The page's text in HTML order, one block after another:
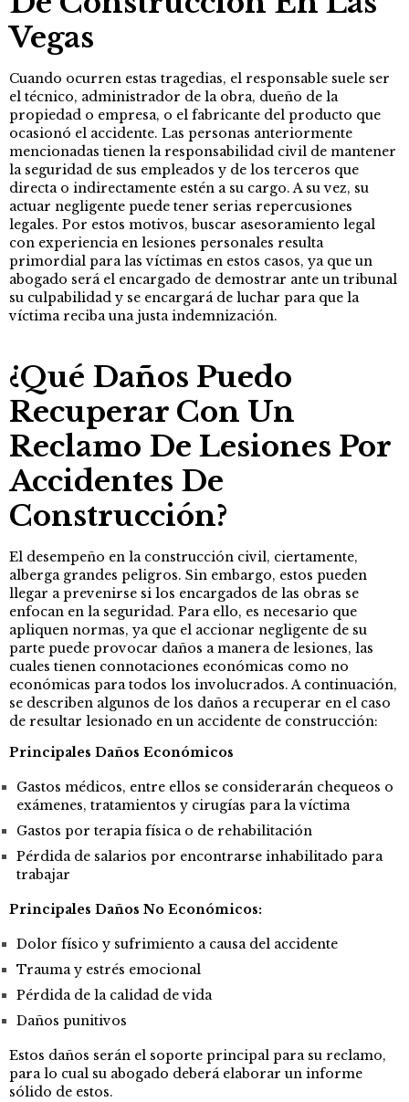
Vegas
Cuando ocurren estas tragedias, el responsable suele ser
el técnico, administrador de la obra, dueño de la
propiedad o empresa, o el fabricante del producto que
ocasionó el accidente. Las personas anteriormente
mencionadas tienen la responsabilidad civil de mantener
la seguridad de sus empleados y de los terceros que
directa o indirectamente estén a su cargo. A su vez, su
actuar negligente puede tener serias repercusiones
legales. Por estos motivos, buscar asesoramiento legal
con experiencia en lesiones personales resulta
primordial para las víctimas en estos casos, ya que un
abogado será el encargado de demostrar ante un tribunal
su culpabilidad y se encargará de luchar para que la
víctima reciba una justa indemnización.
¿Qué Daños Puedo
Recuperar Con Un
Reclamo De Lesiones Por
Accidentes De
Construcción?
El desempeño en la construcción civil, ciertamente,
alberga grandes peligros. Sin embargo, estos pueden
llegar a prevenirse si los encargados de las obras se
enfocan en la seguridad. Para ello, es necesario que
apliquen normas, ya que el accionar negligente de su
parte puede provocar daños a manera de lesiones, las
cuales tienen connotaciones económicas como no
económicas para todos los involucrados. A continuación,
se describen algunos de los daños a recuperar en el caso
de resultar lesionado en un accidente de construcción:
Principales Daños Económicos
Gastos médicos, entre ellos se considerarán chequeos o
exámenes, tratamientos y cirugías para la víctima
Gastos por terapia física o de rehabilitación
Pérdida de salarios por encontrarse inhabilitado para
trabajar
Principales Daños No Económicos:
Dolor físico y sufrimiento a causa del accidente
Trauma y estrés emocional
Pérdida de la calidad de vida
Daños punitivos
Estos daños serán el soporte principal para su reclamo,
para lo cual su abogado deberá elaborar un informe
sólido de estos.